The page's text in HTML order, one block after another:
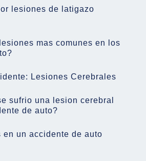
lesiones de latigazo
mas comunes en los
Lesiones Cerebrales
sufrio una lesion cerebral
de auto?
en un accidente de auto